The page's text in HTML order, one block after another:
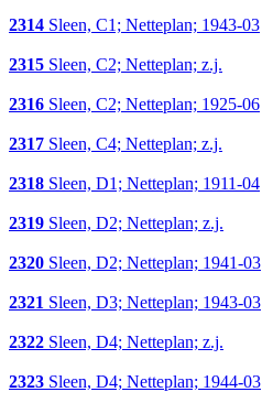
2314 Sleen, C1; Netteplan; 1943-03
2315 Sleen, C2; Netteplan; z.j.
2316 Sleen, C2; Netteplan; 1925-06
2317 Sleen, C4; Netteplan; z.j.
2318 Sleen, D1; Netteplan; 1911-04
2319 Sleen, D2; Netteplan; z.j.
2320 Sleen, D2; Netteplan; 1941-03
2321 Sleen, D3; Netteplan; 1943-03
2322 Sleen, D4; Netteplan; z.j.
2323 Sleen, D4; Netteplan; 1944-03